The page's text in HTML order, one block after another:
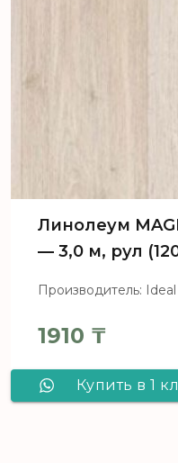
Линолеум
— 3,0 м, рул
Производитель: Ideal
1910 ₸
Купить в 1